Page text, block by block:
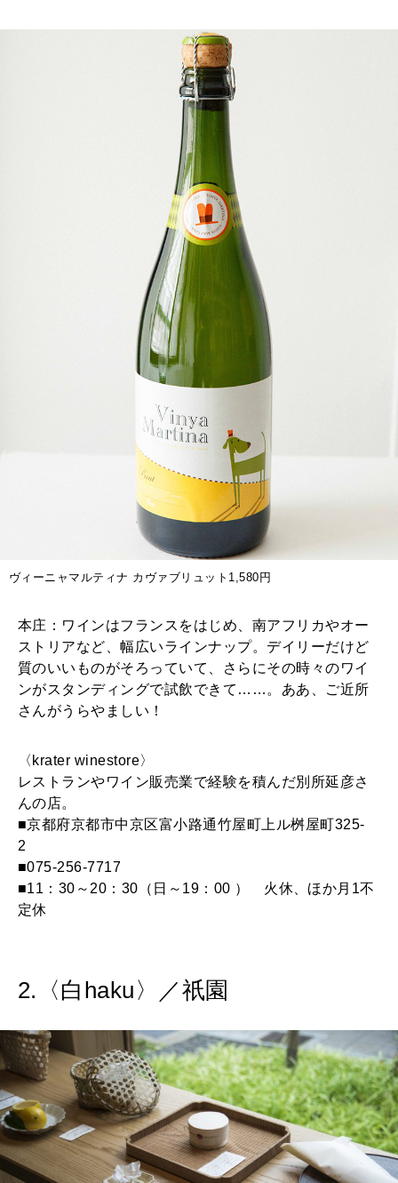
ヴィーニャマルティナ カヴァブリュット1,580円
本庄：ワインはフランスをはじめ、南アフリカやオー
ストリアなど、幅広いラインナップ。デイリーだけど
質のいいものがそろっていて、さらにその時々のワイ
ンがスタンディングで試飲できて……。ああ、ご近所
さんがうらやましい！
〈krater winestore〉
レストランやワイン販売業で経験を積んだ別所延彦さ
んの店。
■京都府京都市中京区富小路通竹屋町上ル桝屋町325-
2
■075-256-7717
■11：30～20：30（日～19：00 ） 火休、ほか月1不
定休
2.〈白haku〉／祇園